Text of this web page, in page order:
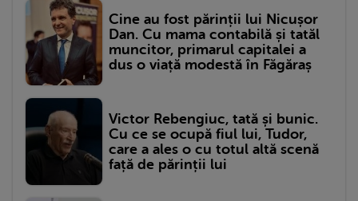
Cine au fost părinții lui Nicușor
Dan. Cu mama contabilă și tatăl
muncitor, primarul capitalei a
dus o viață modestă în Făgăraș
Victor Rebengiuc, tată și bunic.
Cu ce se ocupă fiul lui, Tudor,
care a ales o cu totul altă scenă
față de părinții lui